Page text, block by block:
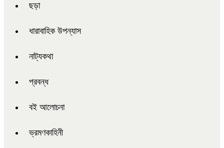
ছড়া
ধারাবাহিক উপন্যাস
নাট্যকথা
প্রবন্ধ
বই আলোচনা
ভ্রমণকাহিনী